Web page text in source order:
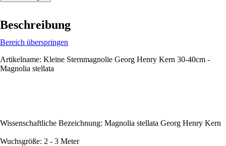
Beschreibung
Bereich überspringen
Artikelname: Kleine Sternmagnolie Georg Henry Kern 30-40cm -
Magnolia stellata
Wissenschaftliche Bezeichnung: Magnolia stellata Georg Henry Kern
Wuchsgröße: 2 - 3 Meter